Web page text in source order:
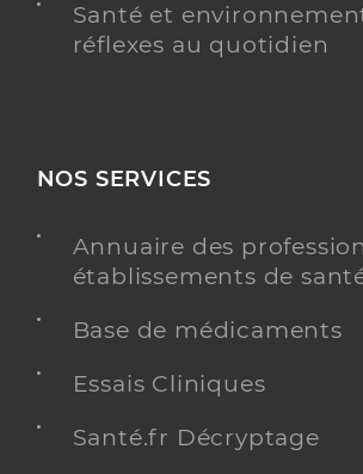
Santé et
réflexes au quotidien
NOS SERVICES
Annuaire des
établissements de
Base de médicaments
Essais Cliniques
Santé.fr Décryptage